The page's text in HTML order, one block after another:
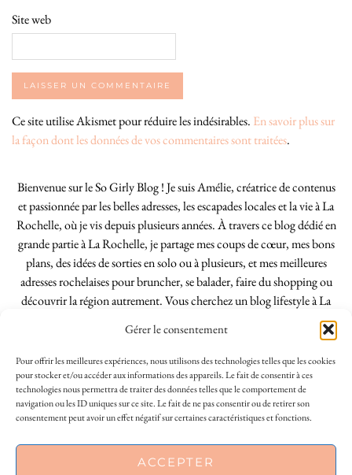
Gérer le consentement
Pour offrir les meilleures expériences, nous utilisons des technologies telles que les cookies
pour stocker et/ou accéder aux informations des appareils. Le fait de consentir à ces
technologies nous permettra de traiter des données telles que le comportement de
navigation ou les ID uniques sur ce site. Le fait de ne pas consentir ou de retirer son
consentement peut avoir un effet négatif sur certaines caractéristiques et fonctions.
ACCEPTER
Site web
Ce site utilise Akismet pour réduire les indésirables. En savoir plus sur
la façon dont les données de vos commentaires sont traitées.
Bienvenue sur le So Girly Blog ! Je suis Amélie, créatrice de contenus
et passionnée par les belles adresses, les escapades locales et la vie à La
Rochelle, où je vis depuis plusieurs années. À travers ce blog dédié en
grande partie à La Rochelle, je partage mes coups de cœur, mes bons
plans, des idées de sorties en solo ou à plusieurs, et mes meilleures
adresses rochelaises pour bruncher, se balader, faire du shopping ou
découvrir la région autrement. Vous cherchez un blog lifestyle à La
Rochelle, tenu par une locale ? Vous êtes au bon endroit. Que vous
soyez Rochelais·e ou de passage dans notre belle ville, j’espère que mes
articles vous aideront à profiter de La Rochelle comme un·e vrai·e
initié·e. !
FACEBOOK | 18200